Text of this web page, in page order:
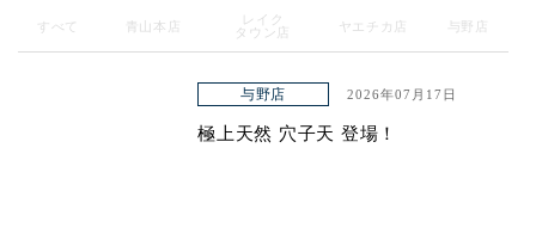
レイクタウン店
ヤエチカ店
すべて 青山本店
レイク
タウン店
ヤエチカ店 与野店
与野店 2026年07月17日
極上天然 穴子天 登場！